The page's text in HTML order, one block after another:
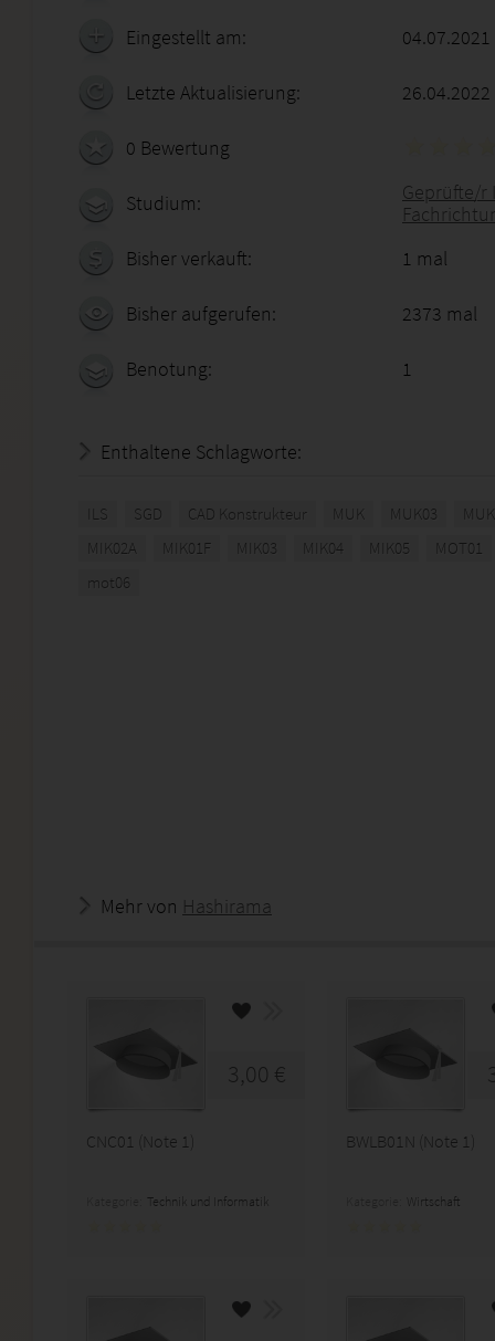
Eingestellt am:
Letzte Aktualisierung: 26.04.2022
0 Bewertung
Studium:
Geprüfte/r
Bisher verkauft:
1 mal
Bisher aufgerufen: 2373 mal
Benotung: 1
Enthaltene Schlagworte:
ILS SGD CAD Konstrukteur MUK MUK03
MIK02A
MIK01F MIK03 MIK04 MIK05
MOT01
mot06
Mehr von Hashirama
3,00 €
CNC01 (Note 1)
Technik und Informatik
BWLB01N (Note 1)
Wirtschaft